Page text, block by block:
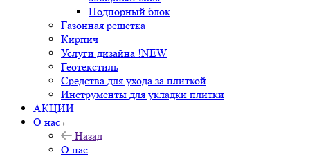
Подпорный блок
Газонная решетка
Кирпич
Услуги дизайна !NEW
Геотекстиль
Средства для ухода за плиткой
Инструменты для укладки плитки
АКЦИИ
О нас
Назад
О нас